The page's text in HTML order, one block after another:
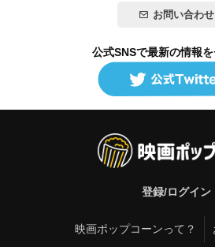
お問い合わせ
公式SNSで最新の情報
登録/ログイン
映画ポップコーンって？